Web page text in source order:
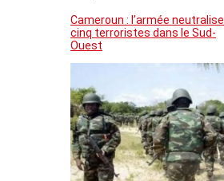
Cameroun : l’armée neutralise
cinq terroristes dans le Sud-
Ouest